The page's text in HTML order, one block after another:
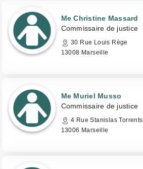
Me Christine Massard
Commissaire de justice
30 Rue Louis Rège
13008 Marseille
Me Muriel Musso
Commissaire de justice
4 Rue Stanislas Torrents
13006 Marseille